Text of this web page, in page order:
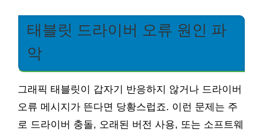
태블릿 드라이버 오류 원인 파
악
그래픽 태블릿이 갑자기 반응하지 않거나 드라이버
오류 메시지가 뜬다면 당황스럽죠. 이런 문제는 주
로 드라이버 충돌, 오래된 버전 사용, 또는 소프트웨